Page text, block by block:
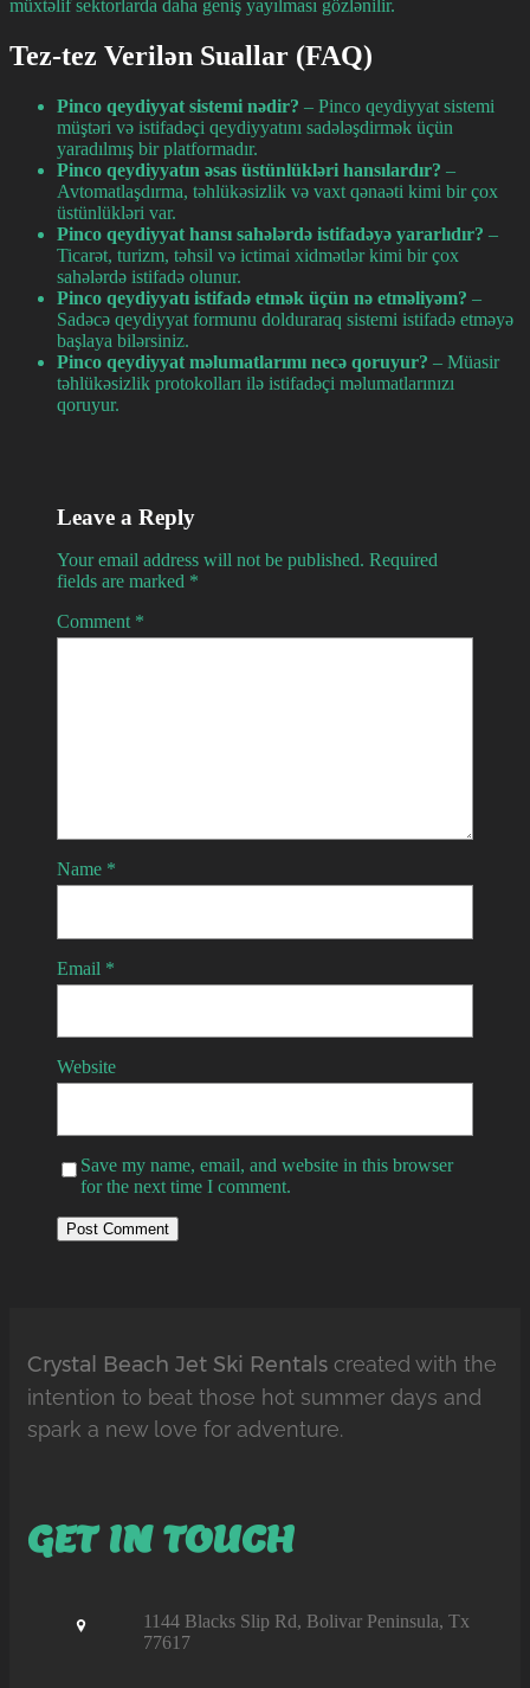
müxtəlif sektorlarda daha geniş yayılması gözlənilir.
Tez-tez Verilən Suallar (FAQ)
Pinco qeydiyyat sistemi nədir? – Pinco qeydiyyat sistemi
müştəri və istifadəçi qeydiyyatını sadələşdirmək üçün
yaradılmış bir platformadır.
Pinco qeydiyyatın əsas üstünlükləri hansılardır? –
Avtomatlaşdırma, təhlükəsizlik və vaxt qənaəti kimi bir çox
üstünlükləri var.
Pinco qeydiyyat hansı sahələrdə istifadəyə yararlıdır? –
Ticarət, turizm, təhsil və ictimai xidmətlər kimi bir çox
sahələrdə istifadə olunur.
Pinco qeydiyyatı istifadə etmək üçün nə etməliyəm? –
Sadəcə qeydiyyat formunu dolduraraq sistemi istifadə etməyə
başlaya bilərsiniz.
Pinco qeydiyyat məlumatlarımı necə qoruyur? – Müasir
təhlükəsizlik protokolları ilə istifadəçi məlumatlarınızı
qoruyur.
Leave a Reply
Your email address will not be published. Required
fields are marked *
Comment *
Name *
Email *
Website
Save my name, email, and website in this browser
for the next time I comment.
Crystal Beach Jet Ski Rentals created with the
intention to beat those hot summer days and
spark a new love for adventure.
GET IN TOUCH
1144 Blacks Slip Rd, Bolivar Peninsula, Tx
77617